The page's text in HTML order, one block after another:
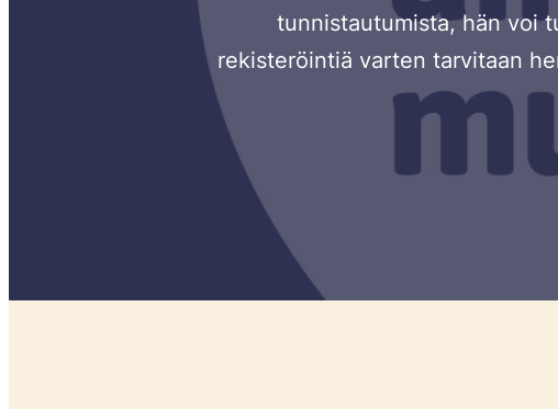
tunnistautumista, hän voi
rekisteröintiä varten tarvitaan